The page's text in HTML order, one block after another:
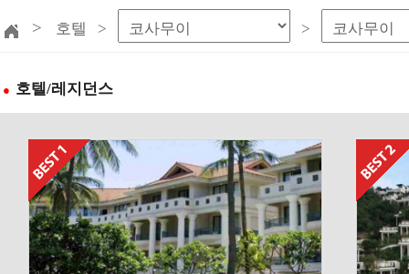
> 호텔 > >
● 호텔/레지던스